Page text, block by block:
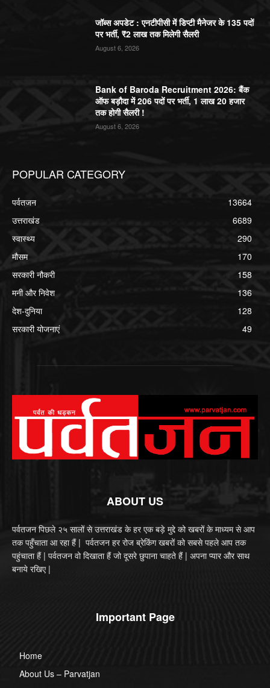
जॉब्स अपडेट : एनटीपीसी में डिप्टी मैनेजर के 135 पदों
पर भर्ती, ₹2 लाख तक मिलेगी सैलरी
August 6, 2026
Bank of Baroda Recruitment 2026: बैंक
ऑफ बड़ौदा में 206 पदों पर भर्ती, 1 लाख 20 हजार
तक होगी सैलरी !
August 6, 2026
POPULAR CATEGORY
पर्वतजन
13664
उत्तराखंड
6689
स्वास्थ्य
290
मौसम
170
सरकारी नौकरी
158
मनी और निवेश
136
देश-दुनिया
128
सरकारी योजनाएं
49
ABOUT US
पर्वतजन पिछले २५ सालों से उत्तराखंड के हर एक बड़े मुद्दे को खबरों के माध्यम से आप
तक पहुँचाता आ रहा हैं | पर्वतजन हर रोज ब्रेकिंग खबरों को सबसे पहले आप तक
पहुंचाता हैं | पर्वतजन वो दिखाता हैं जो दूसरे छुपाना चाहते हैं | अपना प्यार और साथ
बनाये रखिए |
Important Page
Home
About Us – Parvatjan